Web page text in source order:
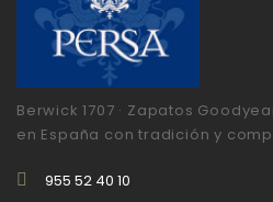
Berwick 1707 · Zapatos
en España con tradición y
955 52 40 10